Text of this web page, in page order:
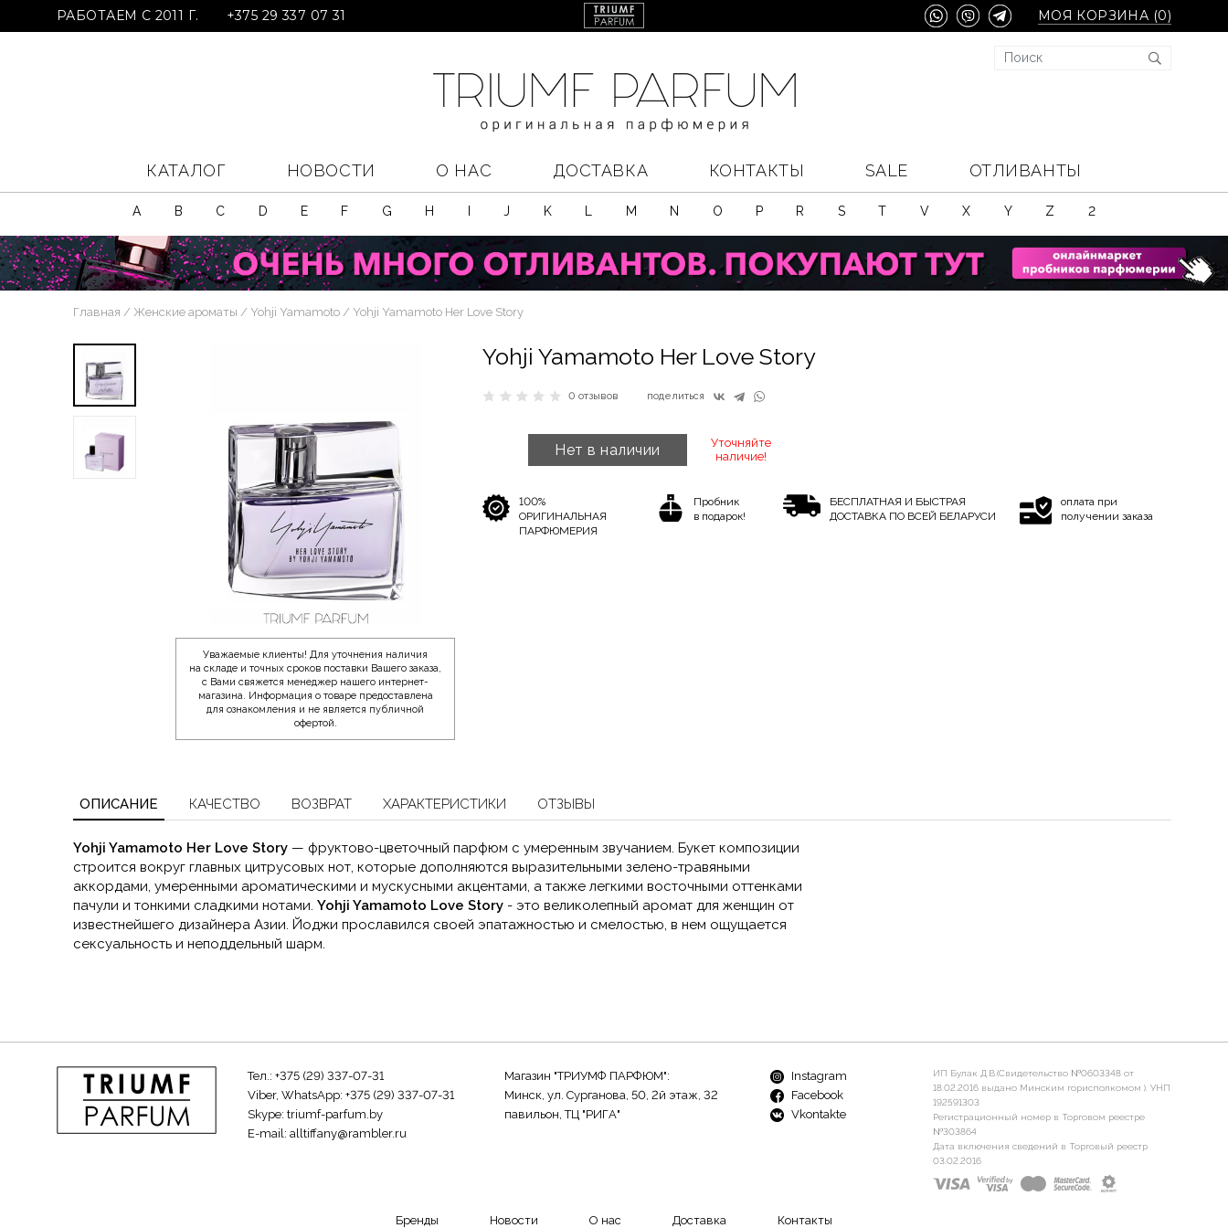
РАБОТАЕМ С 2011 Г. +375 29 337 07 31 МОЯ КОРЗИНА (0)
КАТАЛОГ НОВОСТИ О НАС ДОСТАВКА КОНТАКТЫ SALE ОТЛИВАНТЫ
A B C D E F G H J K M N O P R S T V X Y Z 2
Главная Женские ароматы Yohji Yamamoto Yohji Yamamoto Her Love Story
Уважаемые клиенты! Для уточнения наличия
на складе и точных сроков поставки Вашего заказа,
с Вами свяжется менеджер нашего интернет-
магазина. Информация о товаре предоставлена
для ознакомления и не является публичной
офертой.
Yohji Yamamoto Her Love Story
0 отзывов поделиться
Нет в наличии
Уточняйте
наличие!
100%
ОРИГИНАЛЬНАЯ
ПАРФЮМЕРИЯ
Пробник
в подарок!
БЕСПЛАТНАЯ И БЫСТРАЯ
ДОСТАВКА ПО ВСЕЙ БЕЛАРУСИ
оплата при
получении заказа
ОПИСАНИЕ КАЧЕСТВО ВОЗВРАТ ХАРАКТЕРИСТИКИ ОТЗЫВЫ
Yohji Yamamoto Her Love Story — фруктово-цветочный парфюм с умеренным звучанием. Букет композиции
строится вокруг главных цитрусовых нот, которые дополняются выразительными зелено-травяными
аккордами, умеренными ароматическими и мускусными акцентами, а также легкими восточными оттенками
пачули и тонкими сладкими нотами. Yohji Yamamoto Love Story - это великолепный аромат для женщин от
известнейшего дизайнера Азии. Йоджи прославился своей эпатажностью и смелостью, в нем ощущается
сексуальность и неподдельный шарм.
Тел.: +375 (29) 337-07-31
Viber, WhatsApp: +375 (29) 337-07-31
Skype: triumf-parfum.by
E-mail: alltiffany@rambler.ru
Магазин "ТРИУМФ ПАРФЮМ":
Минск, ул. Сурганова, 50, 2й этаж, 32
павильон, ТЦ "РИГА"
Instagram
Facebook
Vkontakte
ИП Булак Д.В.(Свидетельство №0603348 от
18.02.2016 выдано Минским горисполкомом ). УНП
192591303
Регистрационный номер в Торговом реестре
№303864
Дата включения сведений в Торговый реестр
03.02.2016
Бренды Новости О нас Доставка Контакты